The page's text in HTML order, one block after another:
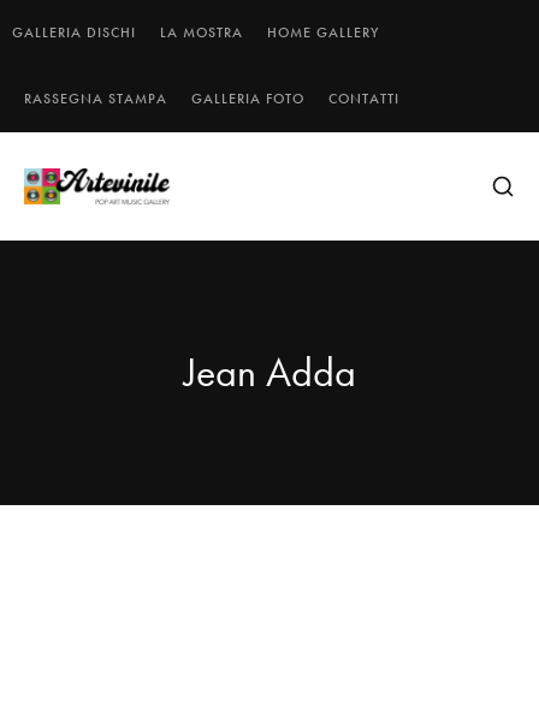
GALLERIA DISCHI LA MOSTRA HOME GALLERY
RASSEGNA STAMPA GALLERIA FOTO CONTATTI
Jean Adda